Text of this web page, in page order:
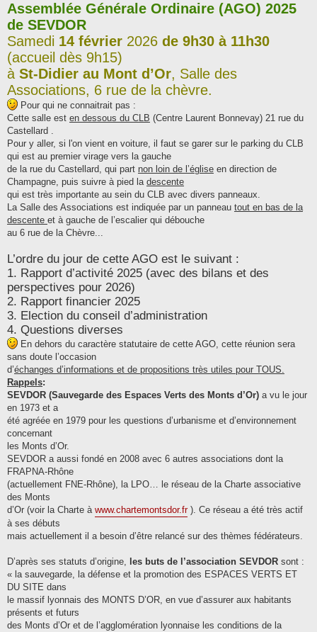
s
s
a
g
e
Assemblée Générale Ordinaire (AGO) 2025
de SEVDOR
Samedi 14 février 2026 de 9h30 à 11h30
(accueil dès 9h15)
à St-Didier au Mont d’Or, Salle des
Associations, 6 rue de la chèvre.
Pour qui ne connaitrait pas :
Cette salle est en dessous du CLB (Centre Laurent Bonnevay) 21 rue du
Castellard .
Pour y aller, si l'on vient en voiture, il faut se garer sur le parking du CLB
qui est au premier virage vers la gauche
de la rue du Castellard, qui part non loin de l’église en direction de
Champagne, puis suivre à pied la descente
qui est très importante au sein du CLB avec divers panneaux.
La Salle des Associations est indiquée par un panneau tout en bas de la
descente et à gauche de l’escalier qui débouche
au 6 rue de la Chèvre...
L’ordre du jour de cette AGO est le suivant :
1. Rapport d’activité 2025 (avec des bilans et des
perspectives pour 2026)
2. Rapport financier 2025
3. Election du conseil d’administration
4. Questions diverses
En dehors du caractère statutaire de cette AGO, cette réunion sera
sans doute l’occasion
d’échanges d’informations et de propositions très utiles pour TOUS.
Rappels:
SEVDOR (Sauvegarde des Espaces Verts des Monts d’Or) a vu le jour
en 1973 et a
été agréée en 1979 pour les questions d’urbanisme et d’environnement
concernant
les Monts d’Or.
SEVDOR a aussi fondé en 2008 avec 6 autres associations dont la
FRAPNA-Rhône
(actuellement FNE-Rhône), la LPO… le réseau de la Charte associative
des Monts
d’Or (voir la Charte à www.chartemontsdor.fr). Ce réseau a été très actif
à ses débuts
mais actuellement il a besoin d’être relancé sur des thèmes fédérateurs.
D’après ses statuts d’origine, les buts de l’association SEVDOR sont :
« la sauvegarde, la défense et la promotion des ESPACES VERTS ET
DU SITE dans
le massif lyonnais des MONTS D’OR, en vue d’assurer aux habitants
présents et futurs
des Monts d’Or et de l’agglomération lyonnaise les conditions de la